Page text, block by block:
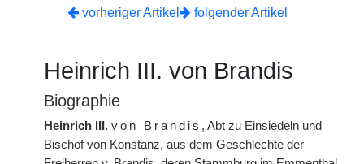
vorheriger Artikel
folgender Artikel
Heinrich III. von Brandis
Biographie
Heinrich III. von Brandis , Abt zu Einsiedeln und
Bischof von Konstanz, aus dem Geschlechte der